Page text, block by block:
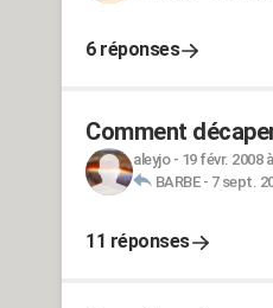
6 réponses
Comment
aleyjo- 19 févr. 2008
BARBE- 7 sept.
11 réponses